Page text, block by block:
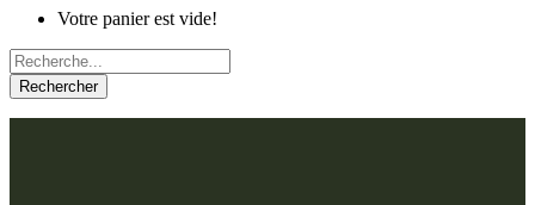
Votre panier est vide!
Rechercher